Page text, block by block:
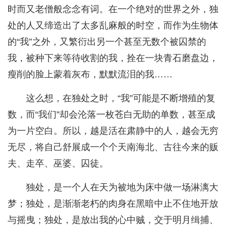
时而又老僧般念念有词。在一个绝对的世界之外，独
处的人又缔造出了太多乱麻般的时空，而作为生物体
的“我”之外，又繁衍出另一个甚至无数个被囚禁的
我，被种下来等待收割的我，拴在一块青石磨盘边，
瘦削的脸上蒙着灰布，默默流泪的我……
这么想，在独处之时，“我”可能是不断增殖的复
数，而“我们”却会沦落一枚苍白无助的单数，甚至成
为一片空白。所以，越是活在肃静中的人，越会无穷
无尽，将自己舒展成一个个天南海北、古往今来的贩
夫、走卒、巫婆、囚徒。
独处，是一个人在天为被地为床中做一场淋漓大
梦；独处，是渐渐老朽的肉身在黑暗中止不住地开放
与摇曳；独处，是放出我的心中贼，交于明月缉捕、